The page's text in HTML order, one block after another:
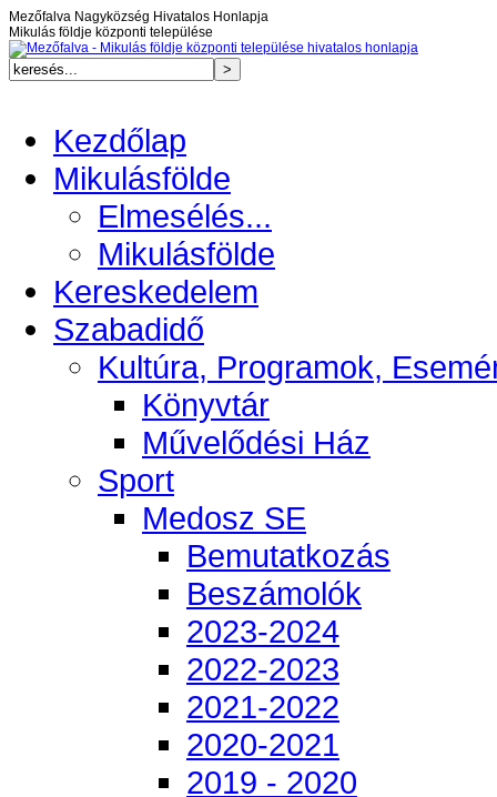
Mezőfalva Nagyközség Hivatalos Honlapja
Mikulás földje központi települése
Kezdőlap
Mikulásfölde
Elmesélés...
Mikulásfölde
Kereskedelem
Szabadidő
Kultúra, Programok,
Könyvtár
Művelődési Ház
Sport
Medosz SE
Bemutatkozás
Beszámolók
2023-2024
2022-2023
2021-2022
2020-2021
2019 - 2020